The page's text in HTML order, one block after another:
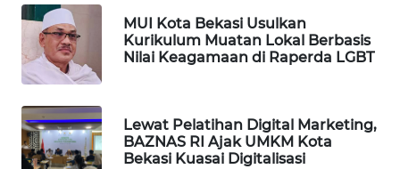
MUI Kota Bekasi Usulkan
Kurikulum Muatan Lokal Berbasis
Nilai Keagamaan di Raperda LGBT
Lewat Pelatihan Digital Marketing,
BAZNAS RI Ajak UMKM Kota
Bekasi Kuasai Digitalisasi
SIBARAGAS
NEWS
METRO
NEWS
METRO